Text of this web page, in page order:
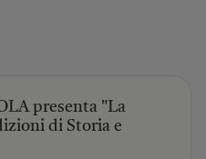
presenta "La
di Storia e